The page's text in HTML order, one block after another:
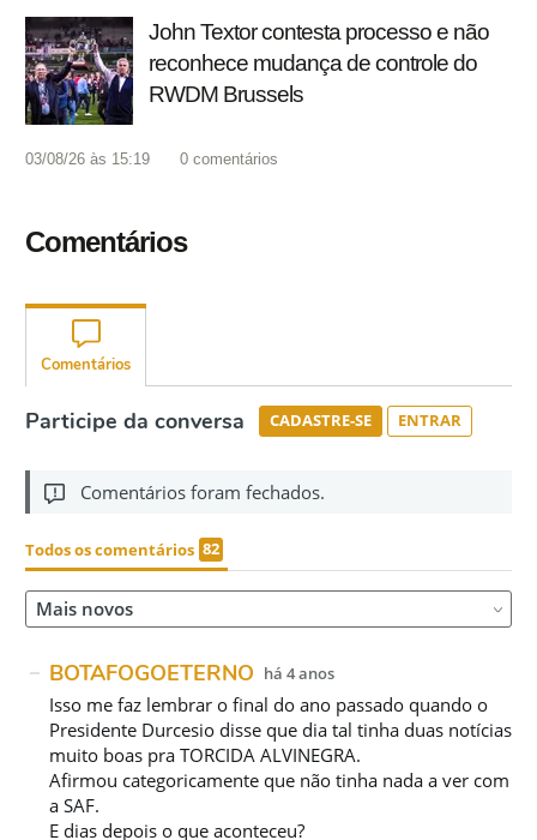
John Textor contesta processo e não
reconhece mudança de controle do
RWDM Brussels
03/08/26 às 15:19 0 comentários
Comentários